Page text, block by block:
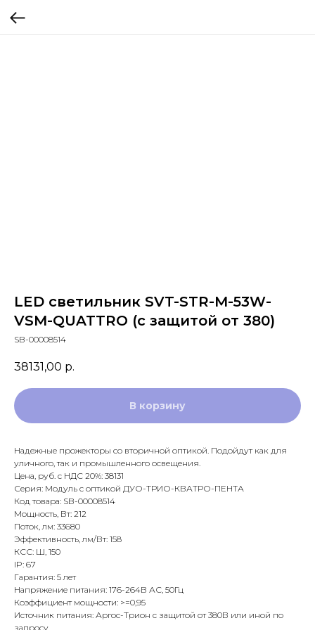
LED светильник SVT-STR-M-53W-
VSM-QUATTRO (с защитой от 380)
SB-00008514
38131,00 р.
В корзину
Надежные прожекторы со вторичной оптикой. Подойдут как для
уличного, так и промышленного освещения.
Цена, руб. с НДС 20%: 38131
Серия: Модуль с оптикой ДУО-ТРИО-КВАТРО-ПЕНТА
Код товара: SB-00008514
Мощность, Вт: 212
Поток, лм: 33680
Эффективность, лм/Вт: 158
КСС: Ш, 150
IP: 67
Гарантия: 5 лет
Напряжение питания: 176-264В АС, 50Гц
Коэффициент мощности: >=0,95
Источник питания: Аргос-Трион с защитой от 380В или иной по
запросу